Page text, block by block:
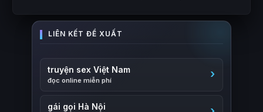
truyện sex Việt Nam
đọc online miễn phí
gái gọi Hà Nội